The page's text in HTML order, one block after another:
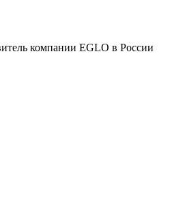
компании EGLO в России